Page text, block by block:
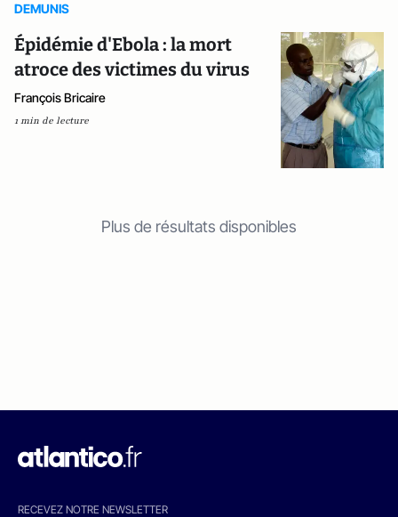
DEMUNIS
Épidémie d'Ebola : la mort
atroce des victimes du virus
François Bricaire
1 min de lecture
Plus de résultats disponibles
RECEVEZ NOTRE NEWSLETTER